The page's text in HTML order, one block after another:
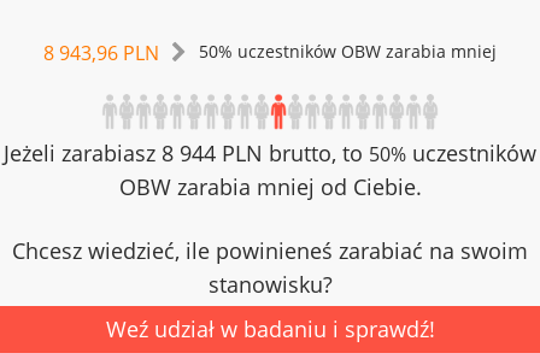
8 943,96 PLN 50% uczestników OBW zarabia mniej
Jeżeli zarabiasz 8 944 PLN brutto, to 50% uczestników
OBW zarabia mniej od Ciebie.
Chcesz wiedzieć, ile powinieneś zarabiać na swoim
stanowisku?
Weź udział w badaniu i sprawdź!